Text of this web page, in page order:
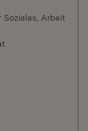
Soziales, Arbeit